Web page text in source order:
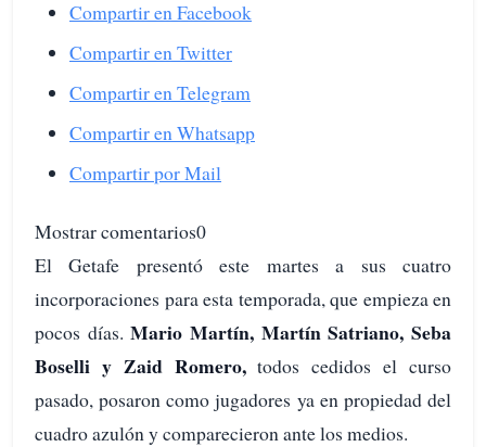
Compartir en Facebook
Compartir en Twitter
Compartir en Telegram
Compartir en Whatsapp
Compartir por Mail
Mostrar comentarios0
El Getafe presentó este martes a sus cuatro
incorporaciones para esta temporada, que empieza en
pocos días.Mario Martín, Martín Satriano, Seba
Boselli y Zaid Romero,todos cedidos el curso
pasado, posaron como jugadores ya en propiedad del
cuadro azulón y comparecieron ante los medios.